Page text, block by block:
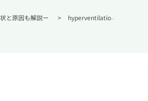
と原因も解説ー > hyperventilation03